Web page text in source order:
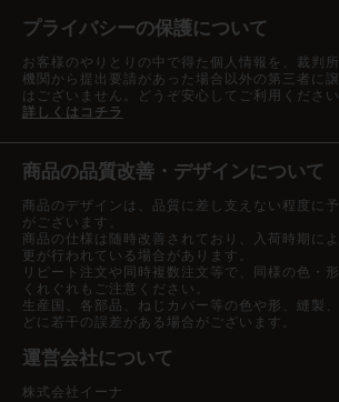
プライバシーの保護について
お客様のやりとりの中で得た個人情報を、裁判
機関から提出要請があった場合以外の第三者に
はございません。どうぞ安心してご利用ください
詳しくはコチラ
商品の品質改善・デザインについて
商品のデザインは、品質に差し支えない程度に
がございます。
商品の仕様は随時改善されており、入荷時期に
更が行われている場合があります。
リピート注文や同時複数注文等で、同様の色・
くれぐれもご注意ください。
生産国、各部品、ねじカバー等の色や形、縫製
どに若干の誤差がある場合がございます。
運営会社について
株式会社イーナ